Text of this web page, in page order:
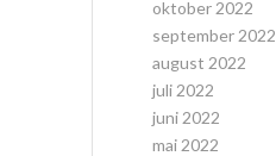
oktober 2022
september 2022
august 2022
juli 2022
juni 2022
mai 2022